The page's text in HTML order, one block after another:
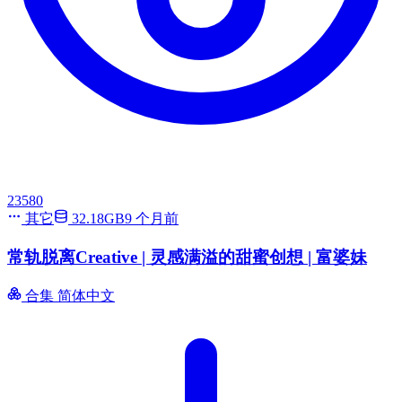
23580
其它
32.18GB9 个月前
常轨脱离Creative | 灵感满溢的甜蜜创想 | 富婆妹
合集 简体中文